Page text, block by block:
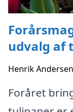
udvalg af
Henrik Andersen
Foråret